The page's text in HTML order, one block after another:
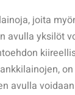
joita
avulla yksilöt
avulla